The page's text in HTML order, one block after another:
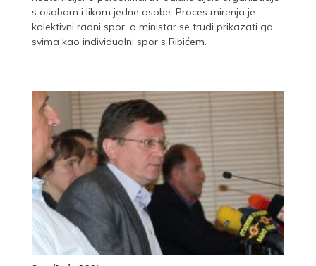
s osobom i likom jedne osobe. Proces mirenja je
kolektivni radni spor, a ministar se trudi prikazati ga
svima kao individualni spor s Ribićem.